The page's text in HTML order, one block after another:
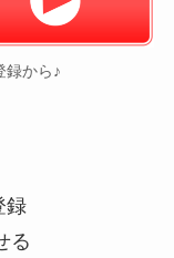
録から♪
録
る